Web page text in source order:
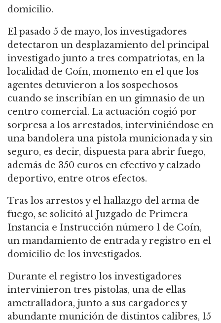
domicilio.
El pasado 5 de mayo, los investigadores
detectaron un desplazamiento del principal
investigado junto a tres compatriotas, en la
localidad de Coín, momento en el que los
agentes detuvieron a los sospechosos
cuando se inscribían en un gimnasio de un
centro comercial. La actuación cogió por
sorpresa a los arrestados, interviniéndose en
una bandolera una pistola municionada y sin
seguro, es decir, dispuesta para abrir fuego,
además de 350 euros en efectivo y calzado
deportivo, entre otros efectos.
Tras los arrestos y el hallazgo del arma de
fuego, se solicitó al Juzgado de Primera
Instancia e Instrucción número 1 de Coín,
un mandamiento de entrada y registro en el
domicilio de los investigados.
Durante el registro los investigadores
intervinieron tres pistolas, una de ellas
ametralladora, junto a sus cargadores y
abundante munición de distintos calibres, 15